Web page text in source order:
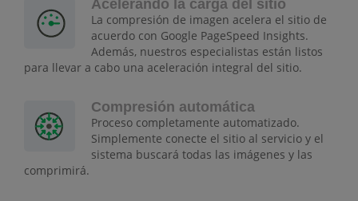
Acelerando la carga del sitio
La compresión de imagen acelera el sitio de
acuerdo con Google PageSpeed Insights.
Además, nuestros especialistas están listos
para llevar a cabo una aceleración integral del sitio.
Compresión automática
Proceso completamente automatizado.
Simplemente conecte el sitio al servicio y el
sistema buscará todas las imágenes y las
comprimirá.